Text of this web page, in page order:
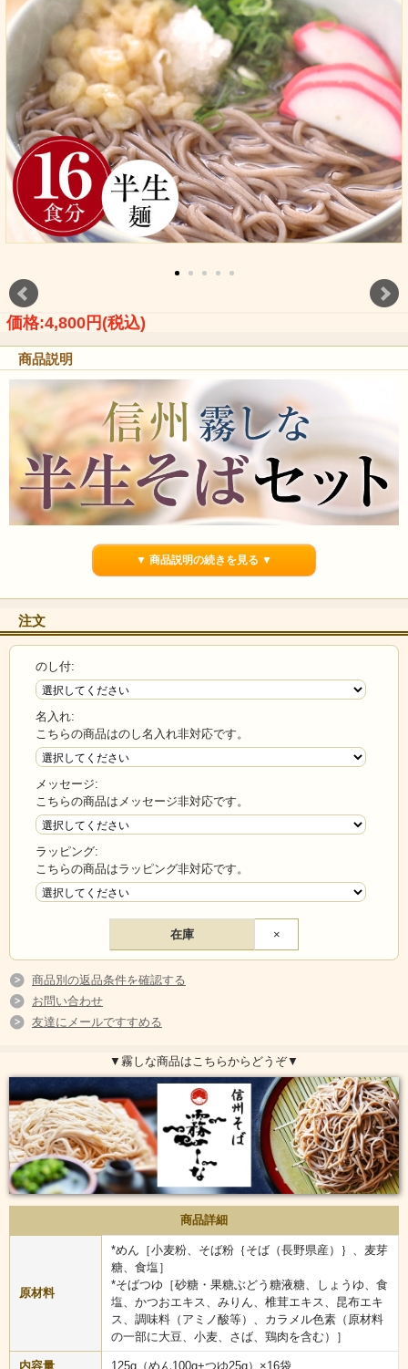
価格:4,800円(税込)
商品説明
滑らかなのど越しの生(なま)そばに特製のそばつゆをセットでパッ
クしました。保存料を一切使っておらず、常温で90日保管してい
ただけます。専門店の本格信州そばをいつでも手軽にお召し上が
▼ 商品説明の続きを見る ▼
注文
のし付:
名入れ:
こちらの商品はのし名入れ非対応です。
メッセージ:
こちらの商品はメッセージ非対応です。
ラッピング:
こちらの商品はラッピング非対応です。
在庫 ×
商品別の返品条件を確認する
お問い合わせ
友達にメールですすめる
▼霧しな商品はこちらからどうぞ▼
商品詳細
原材料
*めん［小麦粉、そば粉｛そば（長野県産）｝、麦芽
糖、食塩］
*そばつゆ［砂糖・果糖ぶどう糖液糖、しょうゆ、食
塩、かつおエキス、みりん、椎茸エキス、昆布エキ
ス、調味料（アミノ酸等）、カラメル色素（原材料
の一部に大豆、小麦、さば、鶏肉を含む）］
内容量 125g（めん100g+つゆ25g）×16袋